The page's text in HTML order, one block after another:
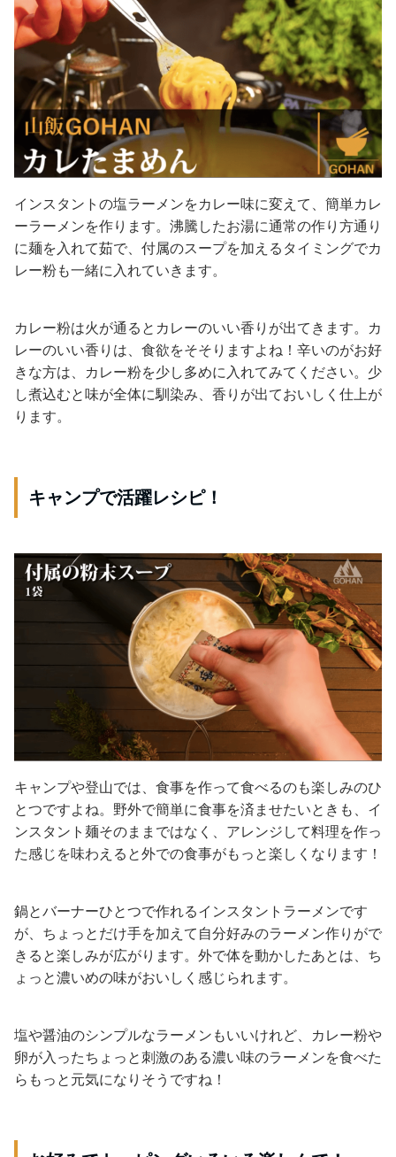
インスタントの塩ラーメンをカレー味に変えて、簡単カレ
ーラーメンを作ります。沸騰したお湯に通常の作り方通り
に麺を入れて茹で、付属のスープを加えるタイミングでカ
レー粉も一緒に入れていきます。
カレー粉は火が通るとカレーのいい香りが出てきます。カ
レーのいい香りは、食欲をそそりますよね！辛いのがお好
きな方は、カレー粉を少し多めに入れてみてください。少
し煮込むと味が全体に馴染み、香りが出ておいしく仕上が
ります。
キャンプで活躍レシピ！
キャンプや登山では、食事を作って食べるのも楽しみのひ
とつですよね。野外で簡単に食事を済ませたいときも、イ
ンスタント麺そのままではなく、アレンジして料理を作っ
た感じを味わえると外での食事がもっと楽しくなります！
鍋とバーナーひとつで作れるインスタントラーメンです
が、ちょっとだけ手を加えて自分好みのラーメン作りがで
きると楽しみが広がります。外で体を動かしたあとは、ち
ょっと濃いめの味がおいしく感じられます。
塩や醤油のシンプルなラーメンもいいけれど、カレー粉や
卵が入ったちょっと刺激のある濃い味のラーメンを食べた
らもっと元気になりそうですね！